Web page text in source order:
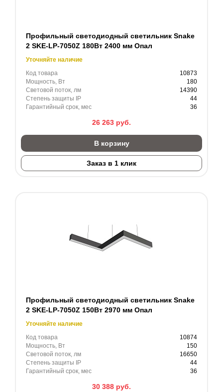
Профильный светодиодный светильник Snake
2 SKE-LP-7050Z 180Вт 2400 мм Опал
Уточняйте наличие
Код товара
10873
Мощность, Вт
180
Световой поток, лм
14390
Степень защиты IP
44
Гарантийный срок, мес
36
26 263 руб.
В корзину
Заказ в 1 клик
Профильный светодиодный светильник Snake
2 SKE-LP-7050Z 150Вт 2970 мм Опал
Уточняйте наличие
Код товара
10874
Мощность, Вт
150
Световой поток, лм
16650
Степень защиты IP
44
Гарантийный срок, мес
36
30 388 руб.